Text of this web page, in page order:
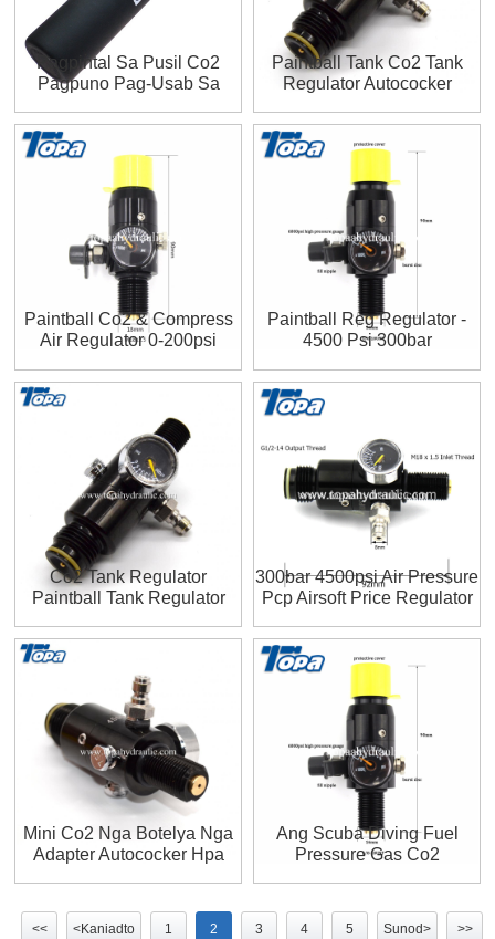
Pagpintal Sa Pusil Co2
Pagpuno Pag-Usab Sa
Compressed Air Tank
Paintball Tank Co2 Tank
Regulator Autococker
Paintball Co2 & Compress
Air Regulator 0-200psi
Paintball Reg Regulator -
4500 Psi 300bar
Co2 Tank Regulator
Paintball Tank Regulator
300bar 4500psi Air Pressure
Pcp Airsoft Price Regulator
Mini Co2 Nga Botelya Nga
Adapter Autococker Hpa
Ang Scuba Diving Fuel
Pressure Gas Co2
<< <Kaniadto 1 2 3 4 5 Sunod> >>